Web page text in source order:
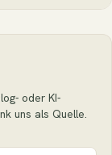
oder KI-
uns als Quelle.